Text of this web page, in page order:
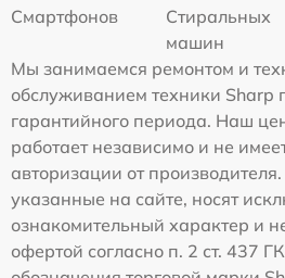
Смартфонов
Стиральных
машин
Мы занимаемся ремонтом и
обслуживанием техники Sharp
гарантийного периода. Наш
работает независимо и не
авторизации от
указанные на сайте, носят
ознакомительный характер и
офертой согласно п. 2 ст. 437